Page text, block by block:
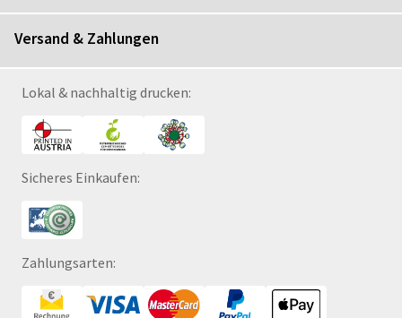
Versand & Zahlungen
Lokal & nachhaltig drucken:
Sicheres Einkaufen:
Zahlungsarten: